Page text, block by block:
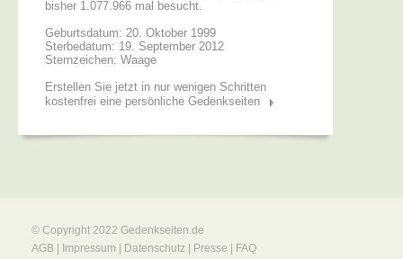
bisher 1.077.966 mal besucht.
Geburtsdatum: 20. Oktober 1999
Sterbedatum: 19. September 2012
Sternzeichen: Waage
Erstellen Sie jetzt in nur wenigen Schritten
kostenfrei eine persönliche Gedenkseiten
© Copyright 2022 Gedenkseiten.de
AGB
Impressum Datenschutz Presse
FAQ